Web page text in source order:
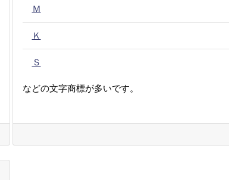
Ｍ
Ｋ
Ｓ
などの文字商標が多いです。